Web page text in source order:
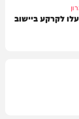
לקרקע ביישוב